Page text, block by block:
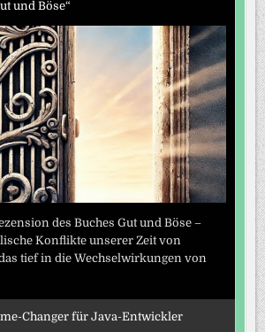
und Böse“
des Buches Gut und Böse –
Konflikte unserer Zeit von
tief in die Wechselwirkungen von
Changer für Java-Entwickler